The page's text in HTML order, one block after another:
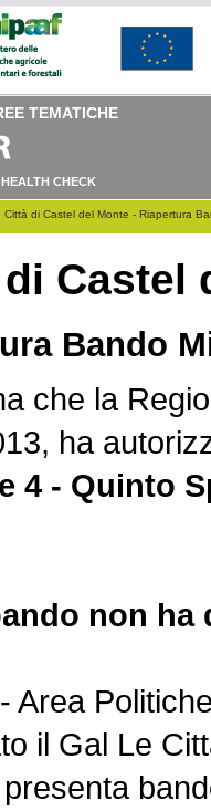
TEMATICHE
HEALTH CHECK
di Castel del Monte - Riapertura
Castel
Bando
che la
ha
4 - Quinto
non ha
Area
il Gal Le